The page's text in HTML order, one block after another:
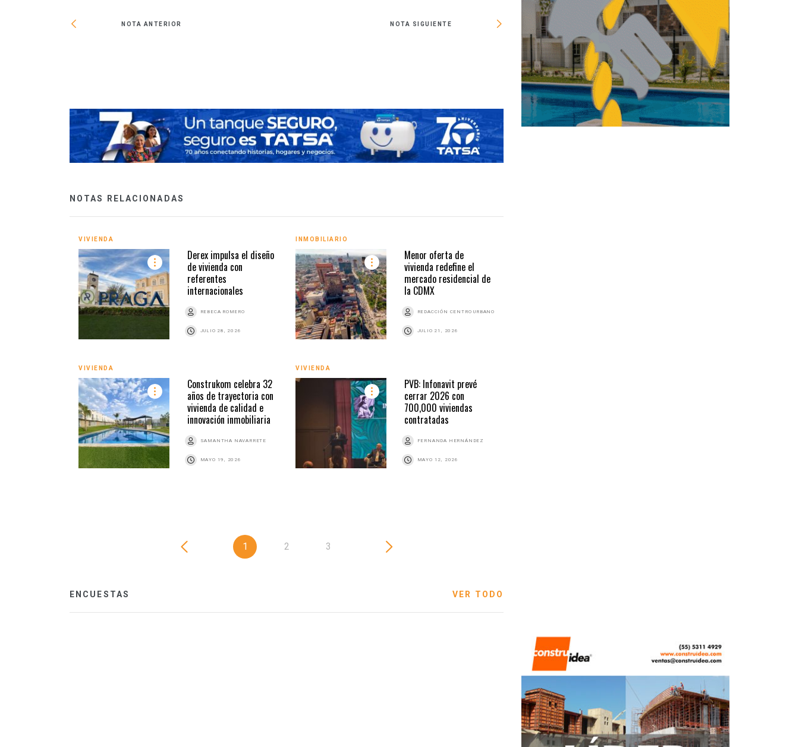
NOTA ANTERIOR NOTA SIGUIENTE
Real Granada: viviendas Vinte a 10 min del
AIFA
NOTAS RELACIONADAS
VIVIENDA
Derex impulsa el diseño
de vivienda con
referentes
internacionales
REBECA ROMERO
JULIO 28, 2026
INMOBILIARIO
Menor oferta de
vivienda redefine el
mercado residencial de
la CDMX
REDACCIÓN CENTRO URBANO
JULIO 21, 2026
VIVIENDA
Construkom celebra 32
años de trayectoria con
vivienda de calidad e
innovación inmobiliaria
SAMANTHA NAVARRETE
MAYO 19, 2026
VIVIENDA
PVB: Infonavit prevé
cerrar 2026 con
700,000 viviendas
contratadas
FERNANDA HERNÁNDEZ
MAYO 12, 2026
1 2 3
ENCUESTAS VER TODO